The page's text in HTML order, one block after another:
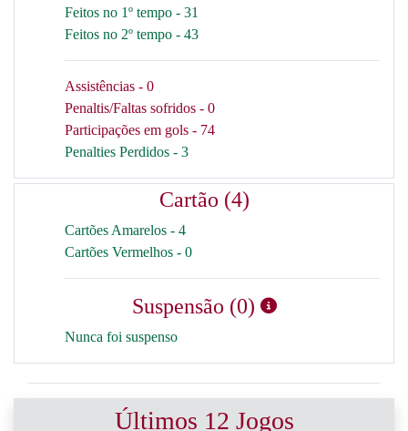
Feitos no 1º tempo - 31
Feitos no 2º tempo - 43
Assistências - 0
Penaltis/Faltas sofridos - 0
Participações em gols - 74
Penalties Perdidos - 3
Cartão (4)
Cartões Amarelos - 4
Cartões Vermelhos - 0
Suspensão (0)
Nunca foi suspenso
Últimos 12 Jogos